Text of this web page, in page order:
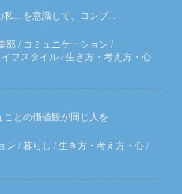
私…を意識して、コンプ...
部 / コミュニケーション /
イフスタイル /生き方・考え方・心
ことの価値観が同じ人を...
ン /暮らし /生き方・考え方・心 /